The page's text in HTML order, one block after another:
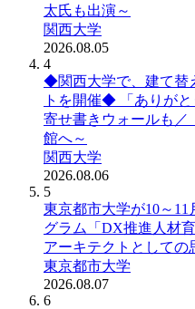
太氏も出演～
関西大学
2026.08.05
4
◆関西大学で、建て替
トを開催◆ 「ありが
寄せ書きウォールも／
館へ～
関西大学
2026.08.06
5
東京都市大学が10～
グラム「DX推進人材
アーキテクトとしての
東京都市大学
2026.08.07
6